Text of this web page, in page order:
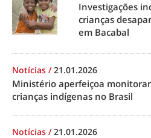
Investigações
crianças
em Bacabal
Notícias /21.01.2026
Ministério aperfeiçoa
crianças indígenas no Brasil
Notícias /21.01.2026